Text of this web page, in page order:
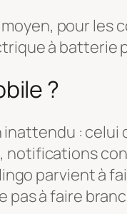
pour les
à
?
: celui
notifications
parvient à
à faire